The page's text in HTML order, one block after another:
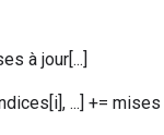
à jour[...]
...] += mises